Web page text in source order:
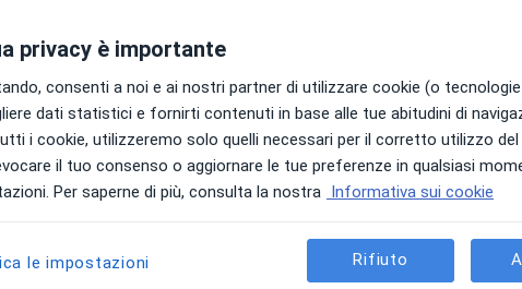
disponibile
Oggi
Non ci sono agende disponibili!
Chiedi di attivare le prenotazioni
privacy è importante
consenti a noi e ai nostri partner di utilizzare cookie (o
dati statistici e fornirti contenuti in base alle tue abitudini di
i cookie, utilizzeremo solo quelli necessari per il corretto utilizzo
il tuo consenso o aggiornare le tue preferenze in qualsiasi
Per saperne di più, consulta la nostra Informativa sui cookie
le impostazioni Rifiuto